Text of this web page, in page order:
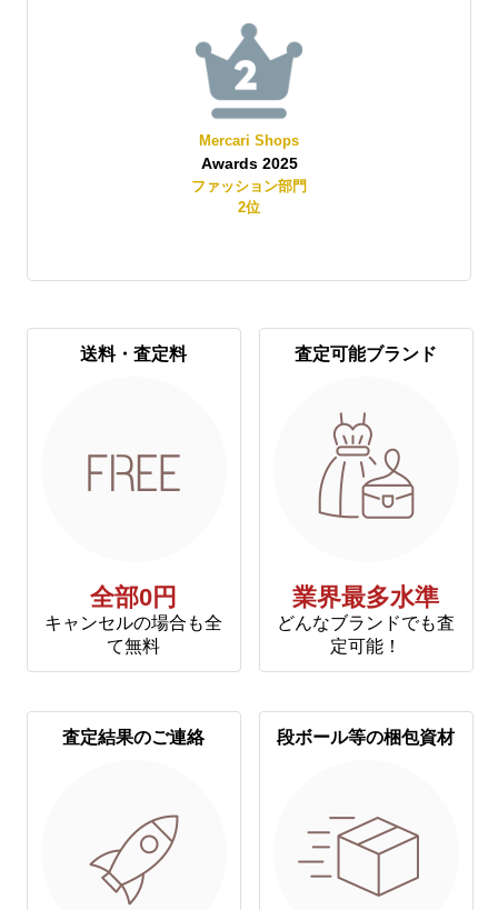
Mercari Shops
Awards 2025
ファッション部門
2位
送料・査定料
全部0円
キャンセルの場合も全
て無料
査定可能ブランド
業界最多水準
どんなブランドでも査
定可能！
査定結果のご連絡 段ボール等の梱包資材